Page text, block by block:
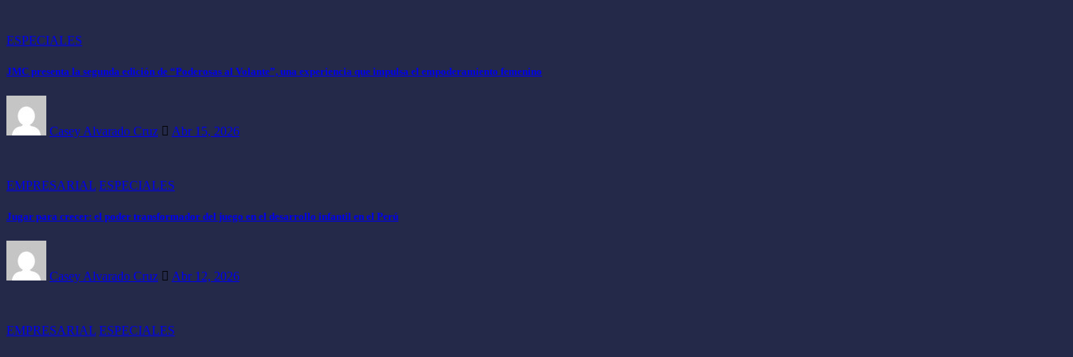
ESPECIALES
JMC presenta la segunda edición de “Poderosas al Volante”, una experiencia que impulsa el empoderamiento femenino
Casey Alvarado Cruz Abr 15, 2026
EMPRESARIAL ESPECIALES
Jugar para crecer: el poder transformador del juego en el desarrollo infantil en el Perú
Casey Alvarado Cruz Abr 12, 2026
EMPRESARIAL ESPECIALES